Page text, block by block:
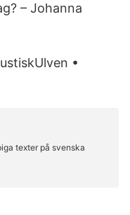
– Johanna
•